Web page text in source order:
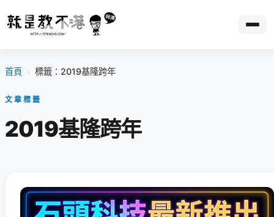
首頁 › 標籤：2019基隆跨年
文章標籤
2019基隆跨年